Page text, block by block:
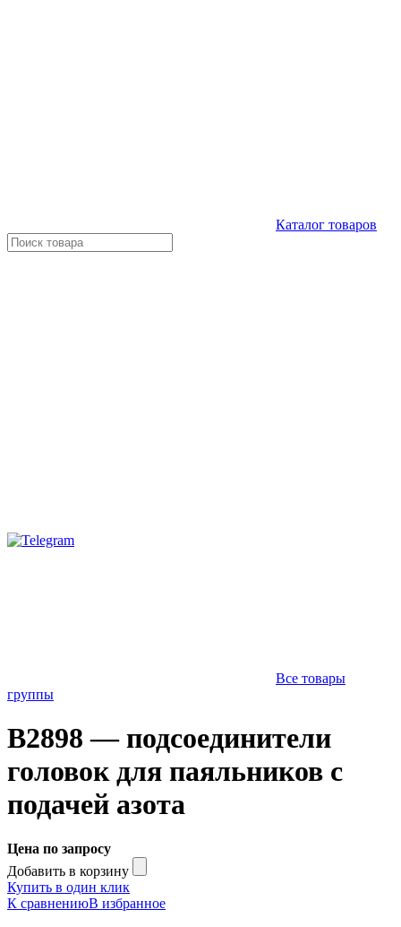
Каталог товаров
Все товары
группы
B2898 — подсоединители
головок для паяльников с
подачей азота
Цена по запросу
Добавить в корзину
Купить в один клик
К сравнениюВ избранное